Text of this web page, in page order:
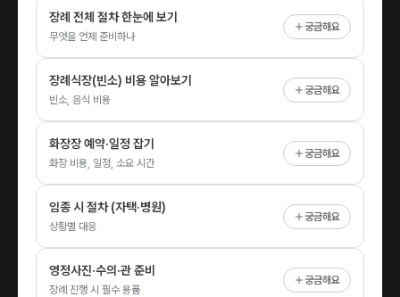
장례 전체 절차 한눈에 보기
무엇을 언제 준비하나
궁금해요
장례식장(빈소) 비용 알아보기
빈소, 음식 비용
궁금해요
화장장 예약·일정 잡기
화장 비용, 일정, 소요 시간
궁금해요
임종 시 절차 (자택·병원)
상황별 대응
궁금해요
영정사진·수의·관 준비
장례 진행 시 필수 용품
궁금해요